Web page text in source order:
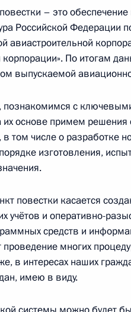
гособоронзаказа
Минобороны и
Протокола о
и Белоруссией о
государства в
Единой
– это
Российской Федерации
авиастроительной
корпорации». По итогам
выпускаемой
познакомимся с
их основе примем
том числе о разработке
изготовления,
повестки касается
учётов и оперативно-
средств и
проведение многих
в интересах наших
имею в виду.